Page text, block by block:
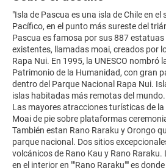
"Isla de Pascua es una isla de Chile en el
Pacífico, en el punto más sureste del
Pascua es famosa por sus 887
existentes, llamadas moai, creados por
Rapa Nui. En 1995, la UNESCO nombró
Patrimonio de la Humanidad, con gran
dentro del Parque Nacional Rapa Nui.
islas habitadas más remotas del mundo.
Las mayores atracciones turísticas de
Moai de pie sobre plataformas
También estan Rano Raraku y Orongo
parque nacional. Dos sitios
volcánicos de Rano Kau y Rano
en el interior en ""Rano Raraku"" es